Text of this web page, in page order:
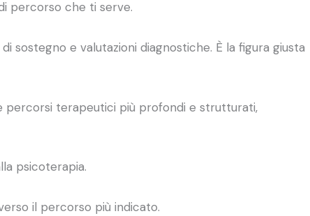
percorso che ti serve.
sostegno e valutazioni diagnostiche. È la figura giusta
percorsi terapeutici più profondi e strutturati,
psicoterapia.
il percorso più indicato.